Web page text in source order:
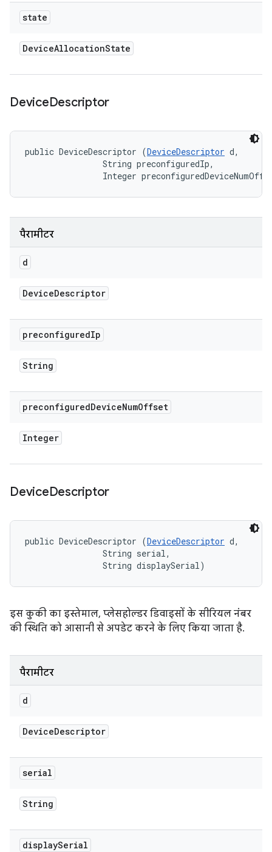
state
DeviceAllocationState
DeviceDescriptor
public DeviceDescriptor (DeviceDescriptor d,
                String preconfiguredIp,
Integer
पैरामीटर
d
DeviceDescriptor
preconfiguredIp
String
preconfiguredDeviceNumOffset
Integer
DeviceDescriptor
public DeviceDescriptor (DeviceDescriptor d,
                String serial,
                String displaySerial)
इस कुकी का इस्तेमाल, प्लेसहोल्डर डिवाइसों के सीरियल नंबर
की स्थिति को आसानी से अपडेट करने के लिए किया जाता है.
पैरामीटर
d
DeviceDescriptor
serial
String
displaySerial